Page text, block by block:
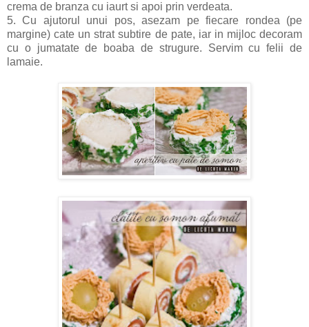
crema de branza cu iaurt si apoi prin verdeata.
5. Cu ajutorul unui pos, asezam pe fiecare rondea (pe
margine) cate un strat subtire de pate, iar in mijloc decoram
cu o jumatate de boaba de strugure. Servim cu felii de
lamaie.